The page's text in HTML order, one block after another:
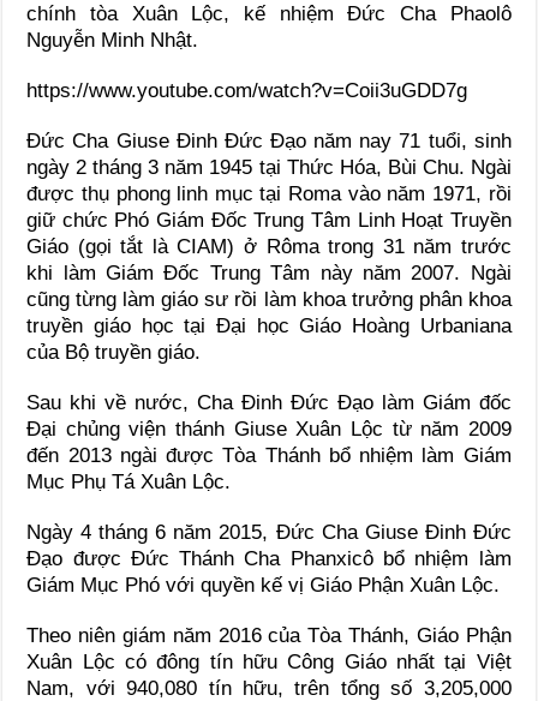
chính tòa Xuân Lộc, kế nhiệm Đức Cha Phaolô
Nguyễn Minh Nhật.
https://www.youtube.com/watch?v=Coii3uGDD7g
Đức Cha Giuse Đinh Đức Đạo năm nay 71 tuổi, sinh
ngày 2 tháng 3 năm 1945 tại Thức Hóa, Bùi Chu. Ngài
được thụ phong linh mục tại Roma vào năm 1971, rồi
giữ chức Phó Giám Đốc Trung Tâm Linh Hoạt Truyền
Giáo (gọi tắt là CIAM) ở Rôma trong 31 năm trước
khi làm Giám Đốc Trung Tâm này năm 2007. Ngài
cũng từng làm giáo sư rồi làm khoa trưởng phân khoa
truyền giáo học tại Đại học Giáo Hoàng Urbaniana
của Bộ truyền giáo.
Sau khi về nước, Cha Đinh Đức Đạo làm Giám đốc
Đại chủng viện thánh Giuse Xuân Lộc từ năm 2009
đến 2013 ngài được Tòa Thánh bổ nhiệm làm Giám
Mục Phụ Tá Xuân Lộc.
Ngày 4 tháng 6 năm 2015, Đức Cha Giuse Đinh Đức
Đạo được Đức Thánh Cha Phanxicô bổ nhiệm làm
Giám Mục Phó với quyền kế vị Giáo Phận Xuân Lộc.
Theo niên giám năm 2016 của Tòa Thánh, Giáo Phận
Xuân Lộc có đông tín hữu Công Giáo nhất tại Việt
Nam, với 940,080 tín hữu, trên tổng số 3,205,000